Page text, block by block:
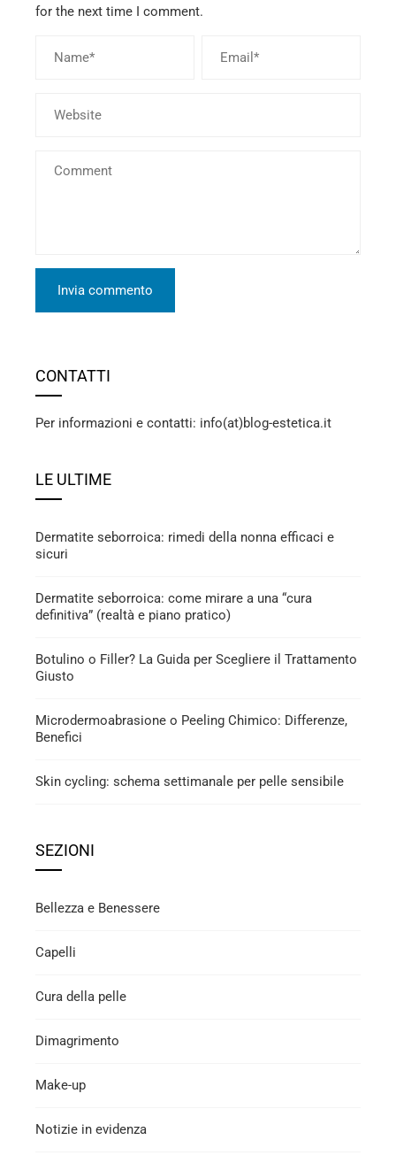
for the next time I comment.
CONTATTI
Per informazioni e contatti: info(at)blog-estetica.it
LE ULTIME
Dermatite seborroica: rimedi della nonna efficaci e
sicuri
Dermatite seborroica: come mirare a una “cura
definitiva” (realtà e piano pratico)
Botulino o Filler? La Guida per Scegliere il Trattamento
Giusto
Microdermoabrasione o Peeling Chimico: Differenze,
Benefici
Skin cycling: schema settimanale per pelle sensibile
SEZIONI
Bellezza e Benessere
Capelli
Cura della pelle
Dimagrimento
Make-up
Notizie in evidenza